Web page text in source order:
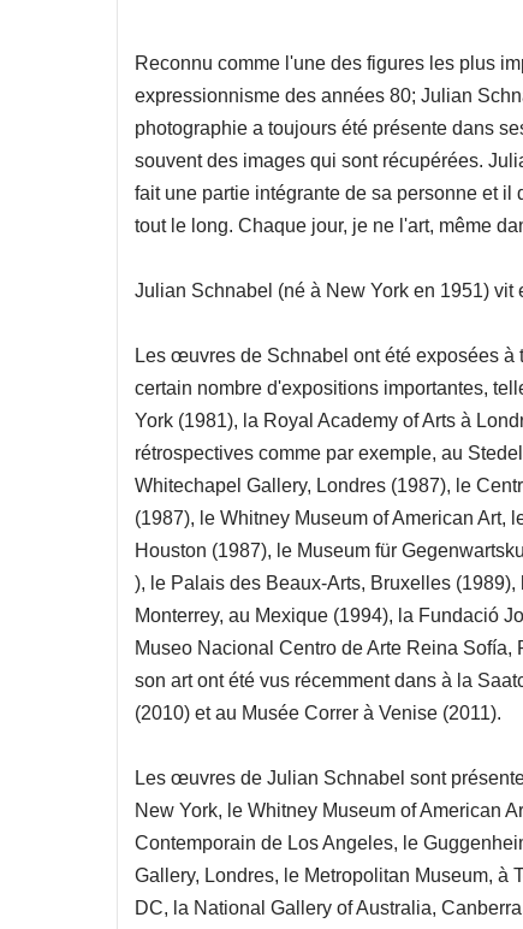
Reconnu comme l'une des figures les plus
expressionnisme des années 80; Julian
photographie a toujours été présente dans
souvent des images qui sont récupérées.
fait une partie intégrante de sa personne et
tout le long. Chaque jour, je ne l'art, même
Julian Schnabel (né à New York en 1951) vit
Les œuvres de Schnabel ont été exposées
certain nombre d'expositions importantes,
York (1981), la Royal Academy of Arts à
rétrospectives comme par exemple, au
Whitechapel Gallery, Londres (1987), le
(1987), le Whitney Museum of American Art,
Houston (1987), le Museum für
), le Palais des Beaux-Arts, Bruxelles
Monterrey, au Mexique (1994), la Fundació
Museo Nacional Centro de Arte Reina
son art ont été vus récemment dans à la
(2010) et au Musée Correr à Venise (2011).
Les œuvres de Julian Schnabel sont
New York, le Whitney Museum of American
Contemporain de Los Angeles, le
Gallery, Londres, le Metropolitan Museum, à
DC, la National Gallery of Australia,